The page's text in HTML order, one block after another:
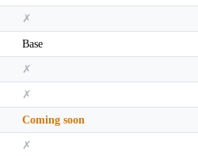
✗
Base
✗
✗
Coming soon
✗